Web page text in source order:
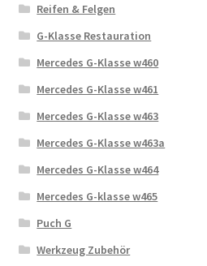
Reifen & Felgen
G-Klasse Restauration
Mercedes G-Klasse w460
Mercedes G-Klasse w461
Mercedes G-Klasse w463
Mercedes G-Klasse w463a
Mercedes G-Klasse w464
Mercedes G-klasse w465
Puch G
Werkzeug Zubehör